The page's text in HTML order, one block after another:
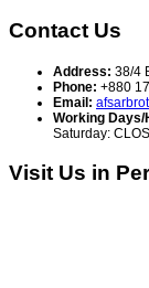
Contact Us
Address: 38/4
Phone: +880
Email:
Working Days/
Saturday:
Visit Us in